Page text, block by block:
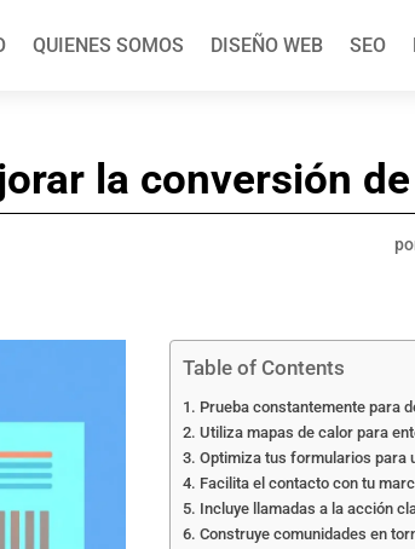
QUIENES SOMOS DISEÑO WEB SEO
la conversión
Table of Contents
Prueba constantemente para
Utiliza mapas de calor para
Optimiza tus formularios para
Facilita el contacto con tu
Incluye llamadas a la acción
Construye comunidades en